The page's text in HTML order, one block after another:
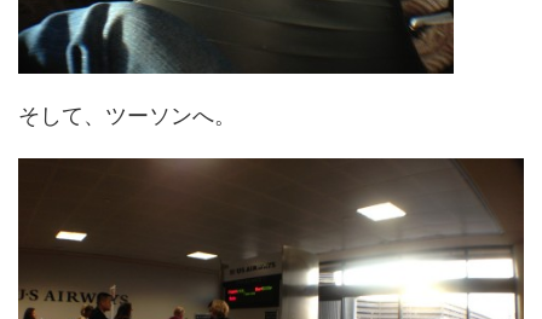
そして、ツーソンへ。